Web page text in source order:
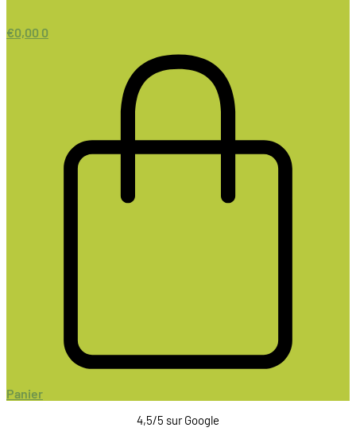
€0,00 0
Panier
4,5/5 sur Google